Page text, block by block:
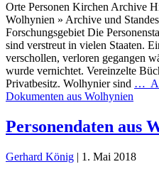
Orte Personen Kirchen Archive
Wolhynien » Archive und
Forschungsgebiet Die
sind verstreut in vielen Staaten.
verschollen, verloren gegangen
wurde vernichtet. Vereinzelte
Privatbesitz. Wolhynier sind …
Dokumenten aus Wolhynien
Personendaten aus
Gerhard König | 1. Mai 2018